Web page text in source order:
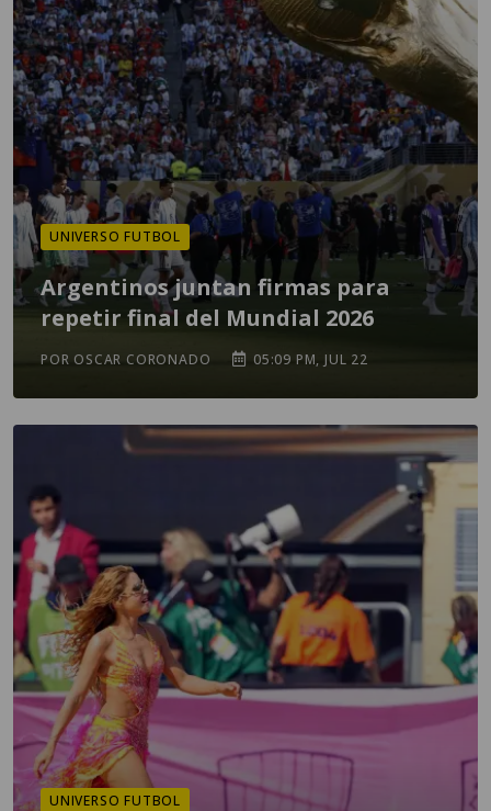
UNIVERSO FUTBOL
Argentinos juntan firmas para
repetir final del Mundial 2026
POR OSCAR CORONADO 05:09 PM, JUL 22
UNIVERSO FUTBOL